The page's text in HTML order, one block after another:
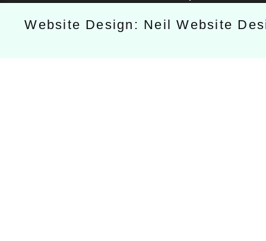
Website Design: Neil Website